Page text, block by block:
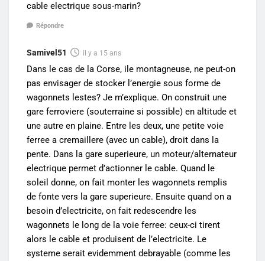
cable electrique sous-marin?
Répondre
Samivel51 il y a 15 ans
Dans le cas de la Corse, ile montagneuse, ne peut-on
pas envisager de stocker l’energie sous forme de
wagonnets lestes? Je m’explique. On construit une
gare ferroviere (souterraine si possible) en altitude et
une autre en plaine. Entre les deux, une petite voie
ferree a cremaillere (avec un cable), droit dans la
pente. Dans la gare superieure, un moteur/alternateur
electrique permet d’actionner le cable. Quand le
soleil donne, on fait monter les wagonnets remplis
de fonte vers la gare superieure. Ensuite quand on a
besoin d’electricite, on fait redescendre les
wagonnets le long de la voie ferree: ceux-ci tirent
alors le cable et produisent de l’electricite. Le
systeme serait evidemment debrayable (comme les